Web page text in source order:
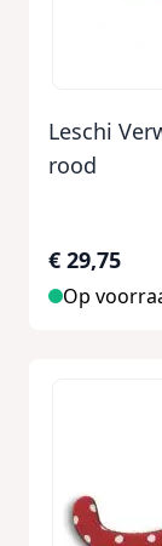
Leschi
rood
€ 29,75
Op